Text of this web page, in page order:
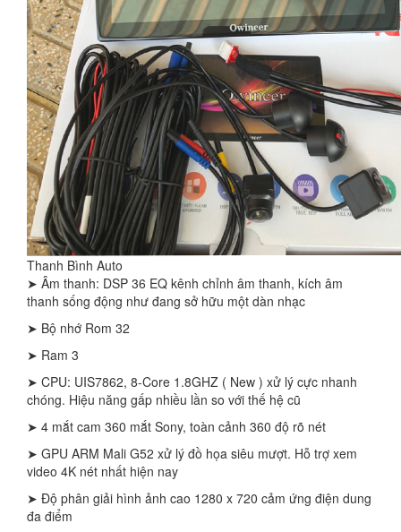
Thanh Bình Auto
➤ Âm thanh: DSP 36 EQ kênh chỉnh âm thanh, kích âm
thanh sống động như đang sở hữu một dàn nhạc
➤ Bộ nhớ Rom 32
➤ Ram 3
➤ CPU: UIS7862, 8-Core 1.8GHZ ( New ) xử lý cực nhanh
chóng. Hiệu năng gấp nhiều lần so với thế hệ cũ
➤ 4 mắt cam 360 mắt Sony, toàn cảnh 360 độ rõ nét
➤ GPU ARM Mali G52 xử lý đồ họa siêu mượt. Hỗ trợ xem
video 4K nét nhất hiện nay
➤ Độ phân giải hình ảnh cao 1280 x 720 cảm ứng điện dung
đa điểm